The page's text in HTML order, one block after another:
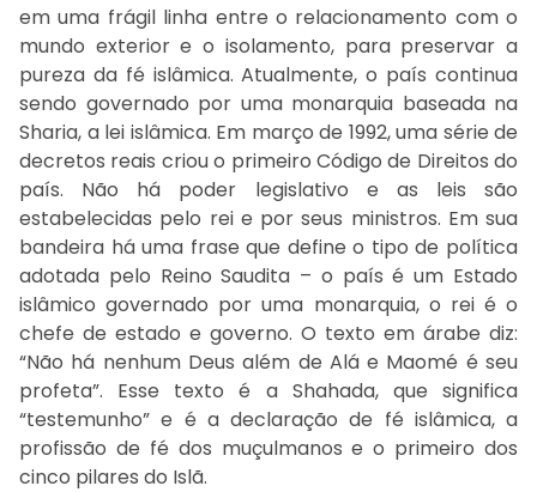
em uma frágil linha entre o relacionamento com o
mundo exterior e o isolamento, para preservar a
pureza da fé islâmica. Atualmente, o país continua
sendo governado por uma monarquia baseada na
Sharia, a lei islâmica. Em março de 1992, uma série de
decretos reais criou o primeiro Código de Direitos do
país. Não há poder legislativo e as leis são
estabelecidas pelo rei e por seus ministros. Em sua
bandeira há uma frase que define o tipo de política
adotada pelo Reino Saudita – o país é um Estado
islâmico governado por uma monarquia, o rei é o
chefe de estado e governo. O texto em árabe diz:
“Não há nenhum Deus além de Alá e Maomé é seu
profeta”. Esse texto é a Shahada, que significa
“testemunho” e é a declaração de fé islâmica, a
profissão de fé dos muçulmanos e o primeiro dos
cinco pilares do Islã.